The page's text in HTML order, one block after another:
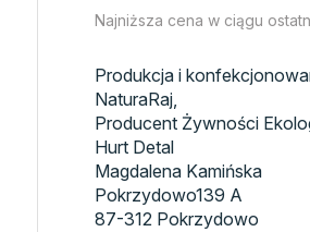
wynosiła:
10,60 zł.
Najniższa cena w ciągu
Produkcja i
NaturaRaj,
Producent Żywności
Hurt Detal
Magdalena Kamińska
Pokrzydowo139 A
87-312 Pokrzydowo